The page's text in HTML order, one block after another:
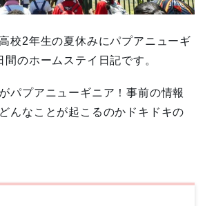
校2年生の夏休みにパプアニューギ
のホームステイ日記です。
パプアニューギニア！事前の情報
んなことが起こるのかドキドキの